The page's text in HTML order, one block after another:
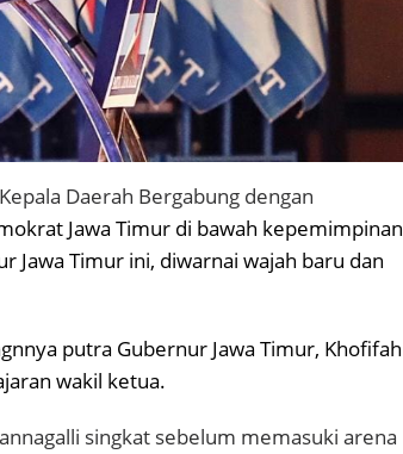
Daerah Bergabung dengan
Jawa Timur di bawah kepemimpinan
Jawa Timur ini, diwarnai wajah baru dan
putra Gubernur Jawa Timur, Khofifah
wakil ketua.
singkat sebelum memasuki arena